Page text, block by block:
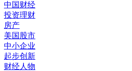
中国财经
投资理财
房产
美国股市
中小企业
起步创新
财经人物